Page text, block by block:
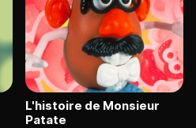
L'histoire de Monsieur
Patate